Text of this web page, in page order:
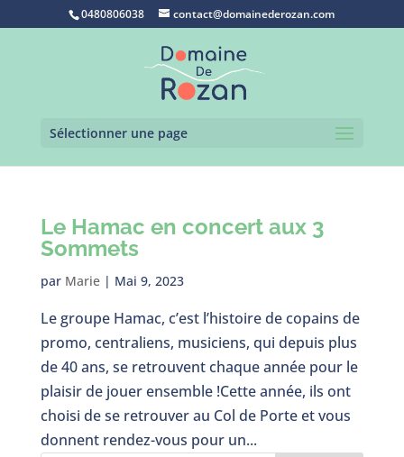
0480806038 contact@domainederozan.com
Sélectionner une page
Le Hamac en concert aux 3
Sommets
par Marie| Mai 9, 2023
Le groupe Hamac, c’est l’histoire de copains de
promo, centraliens, musiciens, qui depuis plus
de 40 ans, se retrouvent chaque année pour le
plaisir de jouer ensemble !Cette année, ils ont
choisi de se retrouver au Col de Porte et vous
donnent rendez-vous pour un...